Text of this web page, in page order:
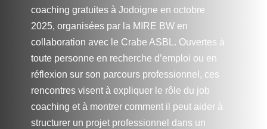
coaching gratuites à Jodoigne en octobre
2025, organisées par la MIRE BW en
collaboration avec le Crabe ASBL. Ouvertes à
toute personne en recherche d’emploi ou en
réflexion sur son parcours professionnel, ces
rencontres visent à expliquer le rôle du job
coaching et à montrer comment il peut aider à
structurer un projet professionnel dans un